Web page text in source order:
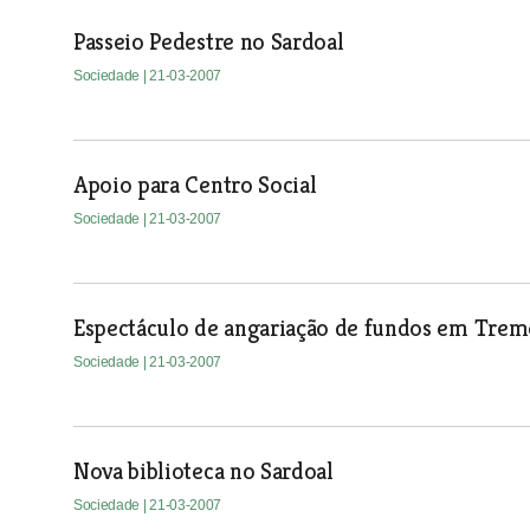
Passeio Pedestre no Sardoal
Sociedade | 21-03-2007
Apoio para Centro Social
Sociedade | 21-03-2007
Espectáculo de angariação de fundos em
Sociedade | 21-03-2007
Nova biblioteca no Sardoal
Sociedade | 21-03-2007